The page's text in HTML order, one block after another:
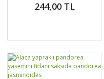
asiaticum ogon nishiki
244,00 TL